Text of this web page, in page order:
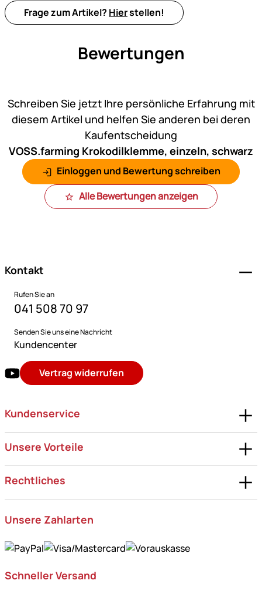
Frage zum Artikel? Hierstellen!
Bewertungen
Schreiben Sie jetzt Ihre persönliche Erfahrung mit
diesem Artikel und helfen Sie anderen bei deren
Kaufentscheidung
VOSS.farming Krokodilklemme, einzeln, schwarz
Einloggen und Bewertung schreiben
Alle Bewertungen anzeigen
Kontakt
Rufen Sie an
041 508 70 97
Senden Sie uns eine Nachricht
Kundencenter
Vertrag widerrufen
Kundenservice
Unsere Vorteile
Rechtliches
Unsere Zahlarten
Schneller Versand